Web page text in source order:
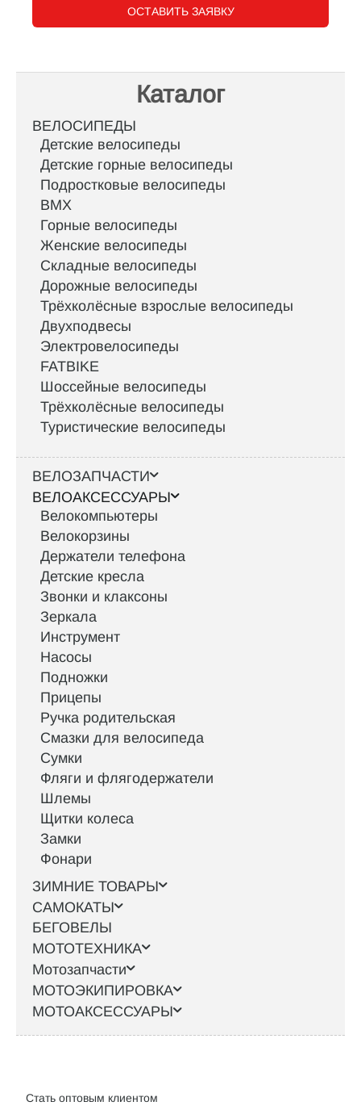
ОСТАВИТЬ ЗАЯВКУ
Каталог
ВЕЛОСИПЕДЫ
Детские велосипеды
Детские горные велосипеды
Подростковые велосипеды
BMX
Горные велосипеды
Женские велосипеды
Складные велосипеды
Дорожные велосипеды
Трёхколёсные взрослые велосипеды
Двухподвесы
Электровелосипеды
FATBIKE
Шоссейные велосипеды
Трёхколёсные велосипеды
Туристические велосипеды
ВЕЛОЗАПЧАСТИ
ВЕЛОАКСЕССУАРЫ
Велокомпьютеры
Велокорзины
Держатели телефона
Детские кресла
Звонки и клаксоны
Зеркала
Инструмент
Насосы
Подножки
Прицепы
Ручка родительская
Смазки для велосипеда
Сумки
Фляги и флягодержатели
Шлемы
Щитки колеса
Замки
Фонари
ЗИМНИЕ ТОВАРЫ
САМОКАТЫ
БЕГОВЕЛЫ
МОТОТЕХНИКА
Мотозапчасти
МОТОЭКИПИРОВКА
МОТОАКСЕССУАРЫ
Стать оптовым клиентом